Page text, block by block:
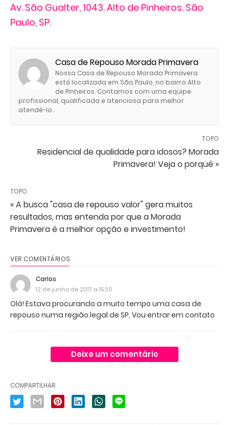
Av. São Gualter, 1043. Alto de Pinheiros. São
Paulo, SP.
Casa de Repouso Morada Primavera
Nossa Casa de Repouso Morada Primavera
está localizada em São Paulo, no bairro Alto
de Pinheiros. Contamos com uma equipe
profissional, qualificada e atenciosa para melhor
atendê-lo.
TOPO
Residencial de qualidade para idosos? Morada
Primavera! Veja o porquê »
TOPO
« A busca "casa de repouso valor" gera muitos
resultados, mas entenda por que a Morada
Primavera é a melhor opção e investimento!
VER COMENTÁRIOS
Carlos
12 de junho de 2017 a 15:20
Olá! Estava procurando a muito tempo uma casa de
repouso numa região legal de SP. Vou entrar em contato
Deixe um comentário
COMPARTILHAR